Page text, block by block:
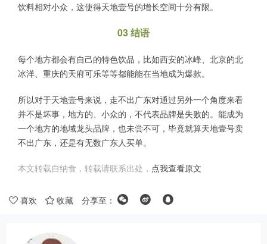
饮料相对小众，这使得天地壹号的增长空间十分有限。
03 结语
每个地方都会有自己的特色饮品，比如西安的冰峰、北京的北
冰洋、重庆的天府可乐等等都能能在当地成为爆款。
所以对于天地壹号来说，走不出广东对通过另外一个角度来看
并不是坏事，地方的、小众的，不代表品牌是失败的。能成为
一个地方的地域龙头品牌，也未尝不可，毕竟就算天地壹号卖
不出广东，还是有无数广东人买单。
本文转载自纳食，转载请联系出处， 点我查看原文
喜欢 收藏 分享至：